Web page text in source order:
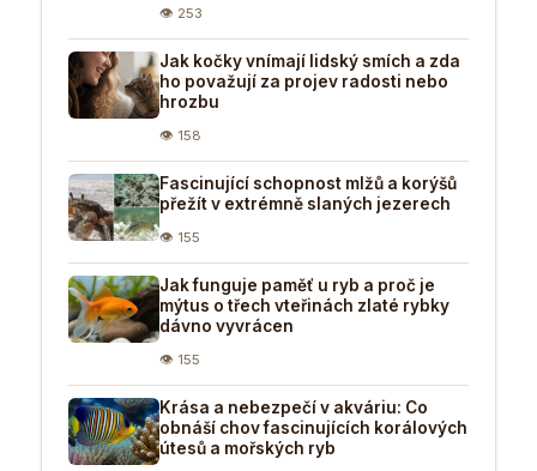
👁 253
Jak kočky vnímají lidský smích a zda
ho považují za projev radosti nebo
hrozbu
👁 158
Fascinující schopnost mlžů a korýšů
přežít v extrémně slaných jezerech
👁 155
Jak funguje paměť u ryb a proč je
mýtus o třech vteřinách zlaté rybky
dávno vyvrácen
👁 155
Krása a nebezpečí v akváriu: Co
obnáší chov fascinujících korálových
útesů a mořských ryb